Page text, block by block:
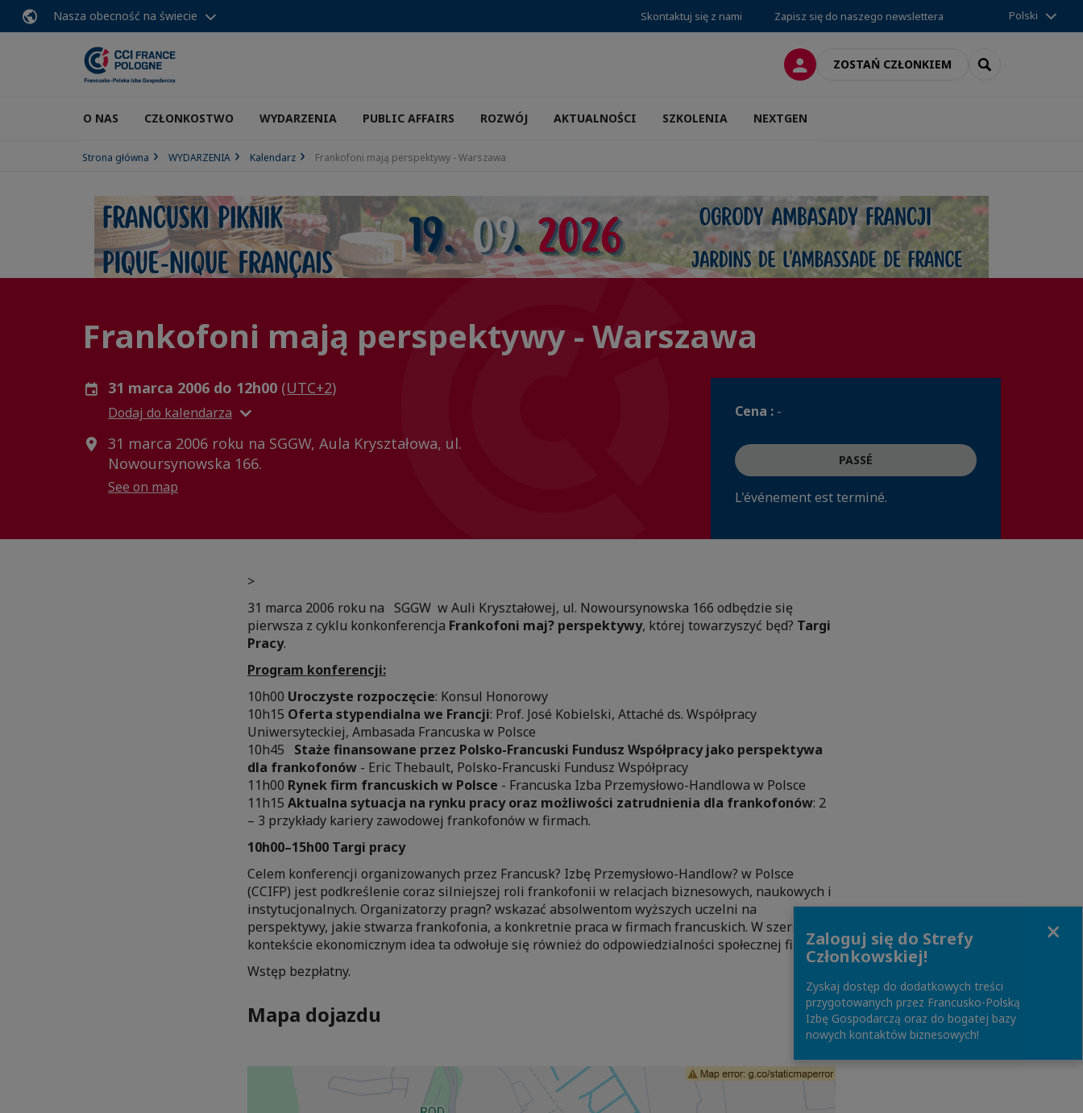
Nasza obecność na świecie Skontaktuj się z nami Zapisz się do naszego newslettera Polski
LOGOWANIEZOSTAŃ CZŁONKIEM SEARCH
O NAS CZŁONKOSTWO WYDARZENIA PUBLIC AFFAIRS ROZWÓJ AKTUALNOŚCI SZKOLENIA NEXTGEN
Strona główna WYDARZENIA Kalendarz Frankofoni mają perspektywy - Warszawa
Frankofoni mają perspektywy - Warszawa
31 marca 2006 do 12h00 (UTC+2)
Dodaj do kalendarza
31 marca 2006 roku na SGGW, Aula Kryształowa, ul.
Nowoursynowska 166.
See on map
Cena : -
PASSÉ
L'événement est terminé.
>
31 marca 2006 roku na SGGW w Auli Kryształowej, ul. Nowoursynowska 166 odbędzie się
pierwsza z cyklu konkonferencja Frankofoni maj? perspektywy, której towarzyszyć będ? Targi
Pracy.
Program konferencji:
10h00 Uroczyste rozpoczęcie: Konsul Honorowy
10h15 Oferta stypendialna we Francji: Prof. José Kobielski, Attaché ds. Współpracy
Uniwersyteckiej, Ambasada Francuska w Polsce
10h45 Staże finansowane przez Polsko-Francuski Fundusz Współpracy jako perspektywa
dla frankofonów - Eric Thebault, Polsko-Francuski Fundusz Współpracy
11h00 Rynek firm francuskich w Polsce - Francuska Izba Przemysłowo-Handlowa w Polsce
11h15 Aktualna sytuacja na rynku pracy oraz możliwości zatrudnienia dla frankofonów: 2
– 3 przykłady kariery zawodowej frankofonów w firmach.
10h00–15h00 Targi pracy
Celem konferencji organizowanych przez Francusk? Izbę Przemysłowo-Handlow? w Polsce
(CCIFP) jest podkreślenie coraz silniejszej roli frankofonii w relacjach biznesowych, naukowych i
instytucjonalnych. Organizatorzy pragn? wskazać absolwentom wyższych uczelni na
perspektywy, jakie stwarza frankofonia, a konkretnie praca w firmach francuskich. W szerszym
kontekście ekonomicznym idea ta odwołuje się również do odpowiedzialności społecznej firm.
Wstęp bezpłatny.
Mapa dojazdu
Zaloguj się do Strefy
Członkowskiej!
Zyskaj dostęp do dodatkowych treści
przygotowanych przez Francusko-Polską
Izbę Gospodarczą oraz do bogatej bazy
nowych kontaktów biznesowych!